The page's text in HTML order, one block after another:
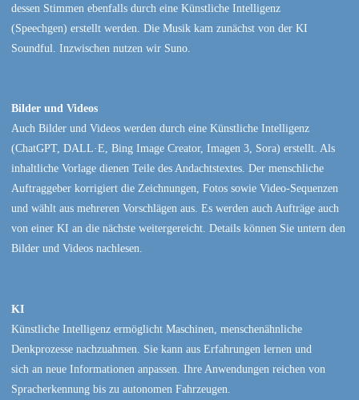
dessen Stimmen ebenfalls durch eine Künstliche Intelligenz
(Speechgen) erstellt werden. Die Musik kam zunächst von der KI
Soundful. Inzwischen nutzen wir Suno.
Bilder und Videos
Auch Bilder und Videos werden durch eine Künstliche Intelligenz
(ChatGPT, DALL·E, Bing Image Creator, Imagen 3, Sora) erstellt. Als
inhaltliche Vorlage dienen Teile des Andachtstextes. Der menschliche
Auftraggeber korrigiert die Zeichnungen, Fotos sowie Video-Sequenzen
und wählt aus mehreren Vorschlägen aus. Es werden auch Aufträge auch
von einer KI an die nächste weitergereicht. Details können Sie untern den
Bilder und Videos nachlesen.
KI
Künstliche Intelligenz ermöglicht Maschinen, menschenähnliche
Denkprozesse nachzuahmen. Sie kann aus Erfahrungen lernen und
sich an neue Informationen anpassen. Ihre Anwendungen reichen von
Spracherkennung bis zu autonomen Fahrzeugen.